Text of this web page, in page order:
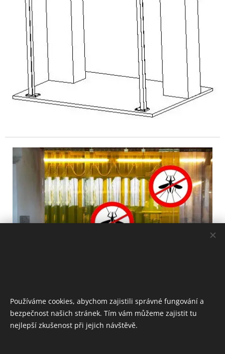
Používáme cookies, abychom zajistili správné fungování a
bezpečnost našich stránek. Tím vám můžeme zajistit tu
nejlepší zkušenost při jejich návštěvě.